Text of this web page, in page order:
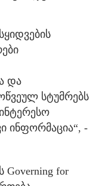
და
სტუმრებს
ინფორმაცია“, -
Governing for